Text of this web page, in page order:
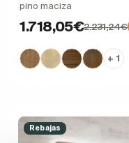
pino maciza
1.718,05€2.231,24€
+ 1
Rebajas